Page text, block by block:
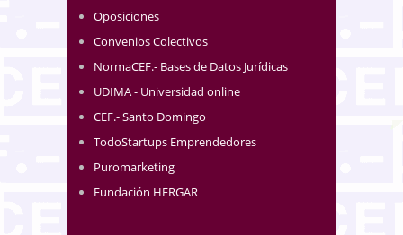
Oposiciones
Convenios Colectivos
NormaCEF.- Bases de Datos Jurídicas
UDIMA - Universidad online
CEF.- Santo Domingo
TodoStartups Emprendedores
Puromarketing
Fundación HERGAR